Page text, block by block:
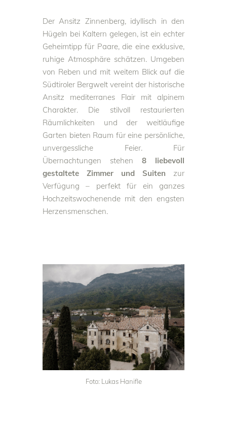
Der Ansitz Zinnenberg, idyllisch in den
Hügeln bei Kaltern gelegen, ist ein echter
Geheimtipp für Paare, die eine exklusive,
ruhige Atmosphäre schätzen. Umgeben
von Reben und mit weitem Blick auf die
Südtiroler Bergwelt vereint der historische
Ansitz mediterranes Flair mit alpinem
Charakter. Die stilvoll restaurierten
Räumlichkeiten und der weitläufige
Garten bieten Raum für eine persönliche,
unvergessliche Feier. Für
Übernachtungen stehen 8 liebevoll
gestaltete Zimmer und Suiten zur
Verfügung – perfekt für ein ganzes
Hochzeitswochenende mit den engsten
Herzensmenschen.
Foto: Lukas Hanifle